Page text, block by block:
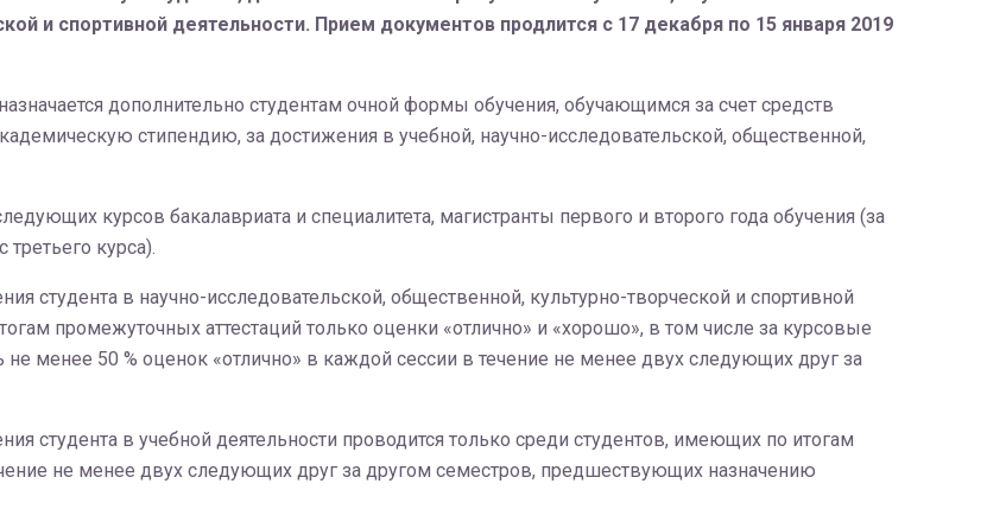
и спортивной деятельности. Прием документов продлится с 17 декабря по 15 января 2019
дополнительно студентам очной формы обучения, обучающимся за счет средств
стипендию, за достижения в учебной, научно-исследовательской, общественной,
курсов бакалавриата и специалитета, магистранты первого и второго года обучения (за
курса).
студента в научно-исследовательской, общественной, культурно-творческой и спортивной
промежуточных аттестаций только оценки «отлично» и «хорошо», в том числе за курсовые
менее 50 % оценок «отлично» в каждой сессии в течение не менее двух следующих друг за
студента в учебной деятельности проводится только среди студентов, имеющих по итогам
не менее двух следующих друг за другом семестров, предшествующих назначению